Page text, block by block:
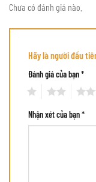
Chưa có đánh giá nào.
Hãy là người đầu
Đánh giá của bạn*
Nhận xét của bạn*